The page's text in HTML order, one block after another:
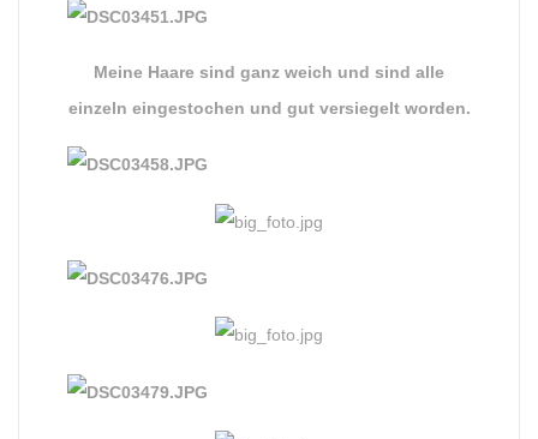
Meine Haare sind ganz weich und sind alle
einzeln eingestochen und gut versiegelt worden.